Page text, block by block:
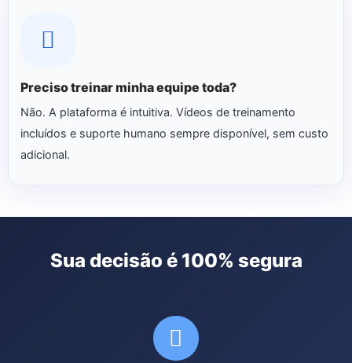
Preciso treinar minha equipe toda?
Não. A plataforma é intuitiva. Vídeos de treinamento
incluídos e suporte humano sempre disponível, sem custo
adicional.
Sua decisão é 100% segura